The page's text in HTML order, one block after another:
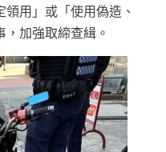
用」或「使用偽造、
加強取締查緝。